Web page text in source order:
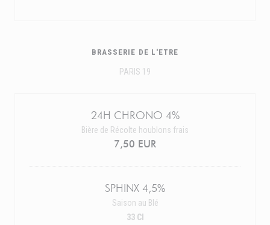
BRASSERIE DE L'ETRE
PARIS 19
24H CHRONO 4%
Bière de Récolte houblons frais
7,50 EUR
SPHINX 4,5%
Saison au Blé
33 Cl